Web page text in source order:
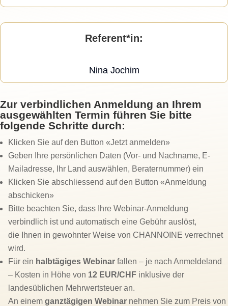
Referent*in:
Nina Jochim
Zur verbindlichen Anmeldung an Ihrem
ausgewählten Termin führen Sie bitte
folgende Schritte durch:
Klicken Sie auf den Button «Jetzt anmelden»
Geben Ihre persönlichen Daten (Vor- und Nachname, E-
Mailadresse, Ihr Land auswählen, Beraternummer) ein
Klicken Sie abschliessend auf den Button «Anmeldung
abschicken»
Bitte beachten Sie, dass Ihre Webinar-Anmeldung
verbindlich ist und automatisch eine Gebühr auslöst,
die Ihnen in gewohnter Weise von CHANNOINE verrechnet
wird.
Für ein halbtägiges Webinar fallen – je nach Anmeldeland
– Kosten in Höhe von 12 EUR/CHF inklusive der
landesüblichen Mehrwertsteuer an.
An einem ganztägigen Webinar nehmen Sie zum Preis von